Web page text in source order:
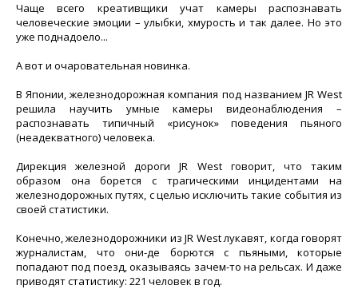
Чаще всего креативщики учат камеры распознавать
человеческие эмоции – улыбки, хмурость и так далее. Но это
уже поднадоело...
А вот и очаровательная новинка.
В Японии, железнодорожная компания под названием JR West
решила научить умные камеры видеонаблюдения –
распознавать типичный «рисунок» поведения пьяного
(неадекватного) человека.
Дирекция железной дороги JR West говорит, что таким
образом она борется с трагическими инцидентами на
железнодорожных путях, с целью исключить такие события из
своей статистики.
Конечно, железнодорожники из JR West лукавят, когда говорят
журналистам, что они-де борются с пьяными, которые
попадают под поезд, оказываясь зачем-то на рельсах. И даже
приводят статистику: 221 человек в год.